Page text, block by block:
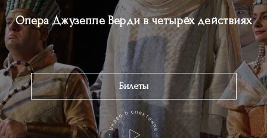
Опера Джузеппе Верди в четырёх действиях
Билеты